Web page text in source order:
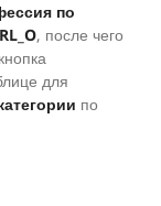
по
, после чего
для
по